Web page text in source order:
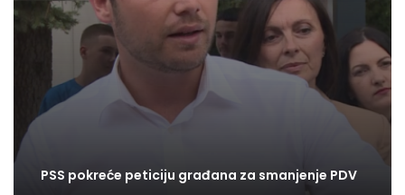
PSS pokreće peticiju građana za smanjenje PDV